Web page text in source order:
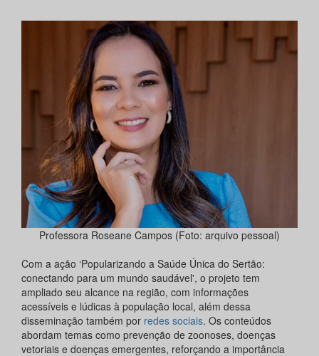
Professora Roseane Campos (Foto: arquivo pessoal)
Com a ação ‘Popularizando a Saúde Única do Sertão:
conectando para um mundo saudável', o projeto tem
ampliado seu alcance na região, com informações
acessíveis e lúdicas à população local, além dessa
disseminação também por redes sociais. Os conteúdos
abordam temas como prevenção de zoonoses, doenças
vetoriais e doenças emergentes, reforçando a importância